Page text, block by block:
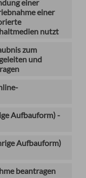
einer
einer
nutzt
zum
und
Aufbauform) -
Aufbauform)
beantragen